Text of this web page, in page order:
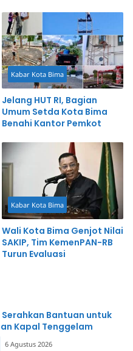
Kabar Kota Bima
Jelang HUT RI, Bagian
Umum Setda Kota Bima
Benahi Kantor Pemkot
Kabar Kota Bima
Wali Kota Bima Genjot Nilai
SAKIP, Tim KemenPAN-RB
Turun Evaluasi
Bantuan untuk
Kapal Tenggelam
6 Agustus 2026